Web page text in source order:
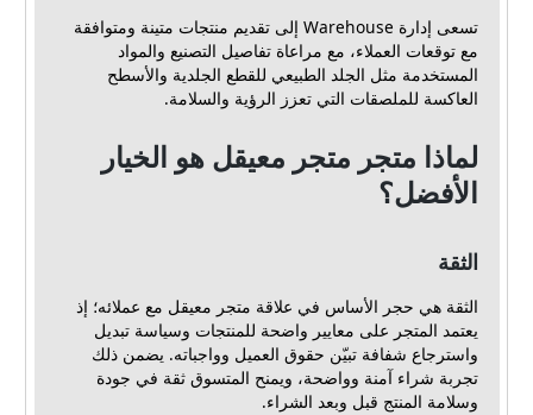
تسعى إدارة Warehouse إلى تقديم منتجات متينة ومتوافقة
مع توقعات العملاء، مع مراعاة تفاصيل التصنيع والمواد
المستخدمة مثل الجلد الطبيعي للقطع الجلدية والأسطح
العاكسة للملصقات التي تعزز الرؤية والسلامة.
لماذا متجر متجر معيقل هو الخيار
الأفضل؟
الثقة
الثقة هي حجر الأساس في علاقة متجر معيقل مع عملائه؛ إذ
يعتمد المتجر على معايير واضحة للمنتجات وسياسة تبديل
واسترجاع شفافة تبيّن حقوق العميل وواجباته. يضمن ذلك
تجربة شراء آمنة وواضحة، ويمنح المتسوق ثقة في جودة
وسلامة المنتج قبل وبعد الشراء.